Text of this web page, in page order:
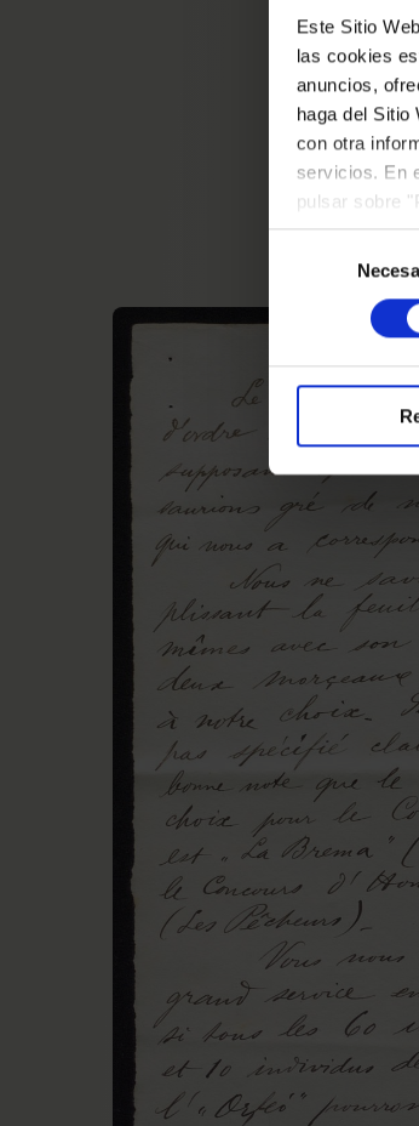
Este Sitio
las cookies
anuncios,
haga del Sitio
con otra
servicios. En
pulsar sobre
podrá
consentimiento